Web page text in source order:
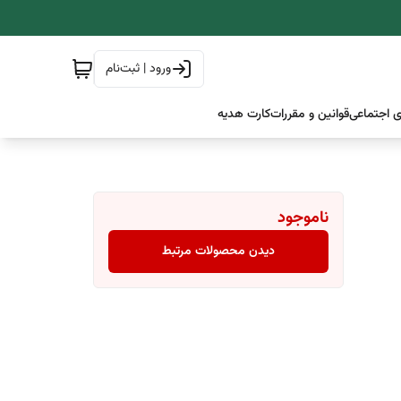
ورود | ثبت‌نام
اجتماعیقوانین و مقرراتکارت هدیه
ناموجود
دیدن محصولات مرتبط